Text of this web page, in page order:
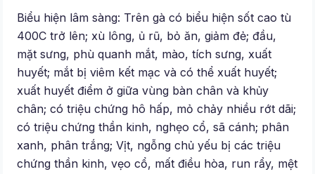
Biểu hiện lâm sàng: Trên gà có biểu hiện sốt cao tù
400C trở lên; xù lông, ủ rũ, bỏ ăn, giảm đẻ; đầu,
mặt sưng, phù quanh mắt, mào, tích sưng, xuất
huyết; mắt bị viêm kết mạc và có thể xuất huyết;
xuất huyết điểm ở giữa vùng bàn chân và khủy
chân; có triệu chứng hô hấp, mỏ chảy nhiều rớt dãi;
có triệu chứng thần kinh, nghẹo cổ, sã cánh; phân
xanh, phân trắng; Vịt, ngỗng chủ yếu bị các triệu
chứng thần kinh, vẹo cổ, mất điều hòa, run rẩy, mệt